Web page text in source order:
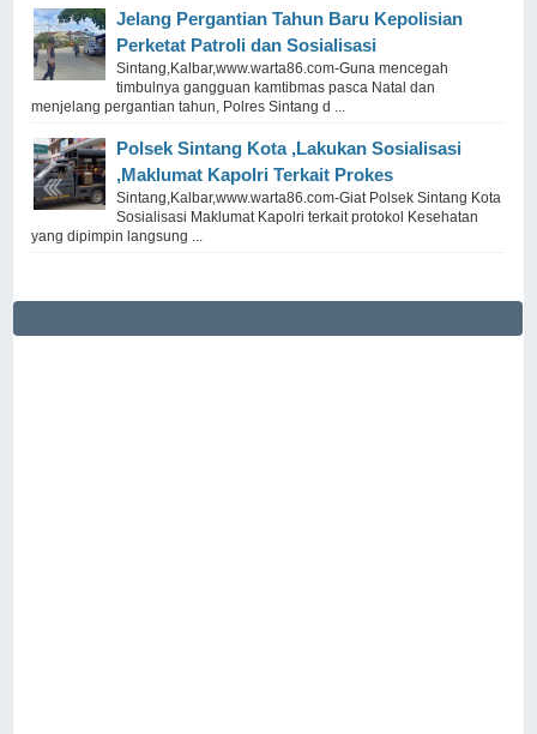
Jelang Pergantian Tahun Baru Kepolisian
Perketat Patroli dan Sosialisasi
Sintang,Kalbar,www.warta86.com-Guna mencegah
timbulnya gangguan kamtibmas pasca Natal dan
menjelang pergantian tahun, Polres Sintang d ...
Polsek Sintang Kota ,Lakukan Sosialisasi
,Maklumat Kapolri Terkait Prokes
Sintang,Kalbar,www.warta86.com-Giat Polsek Sintang Kota
Sosialisasi Maklumat Kapolri terkait protokol Kesehatan
yang dipimpin langsung ...